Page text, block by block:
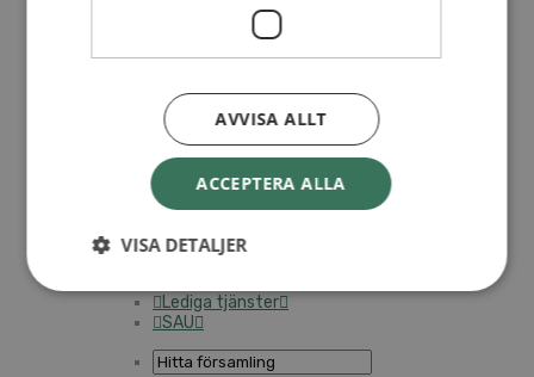
Materialbank
Kyrkoavgiften
LOGGA IN
Dokumentbanken
Medlemsregister (NGOPRO)
SAMP – personalförbundet
Kontakt
Lediga tjänster
SAU
ACCEPTERA ALLA
AVVISA ALLT
VISA DETALJER